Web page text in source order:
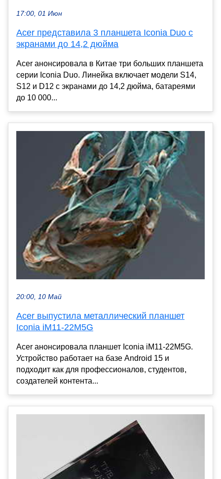
17:00, 01 Июн
Acer представила 3 планшета Iconia Duo с
экранами до 14,2 дюйма
Acer анонсировала в Китае три больших планшета
серии Iconia Duo. Линейка включает модели S14,
S12 и D12 с экранами до 14,2 дюйма, батареями
до 10 000...
20:00, 10 Май
Acer выпустила металлический планшет
Iconia iM11-22M5G
Acer анонсировала планшет Iconia iM11-22M5G.
Устройство работает на базе Android 15 и
подходит как для профессионалов, студентов,
создателей контента...